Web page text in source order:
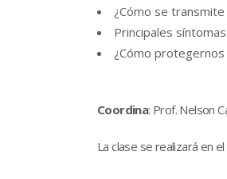
¿Cómo se
Principales
¿Cómo
Coordina: Prof. Nelson
La clase se realizará en